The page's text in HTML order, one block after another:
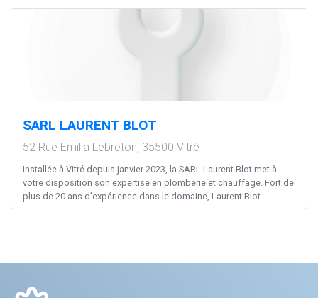
SARL LAURENT BLOT
52 Rue Emilia Lebreton, 35500 Vitré
Installée à Vitré depuis janvier 2023, la SARL Laurent Blot met à
votre disposition son expertise en plomberie et chauffage. Fort de
plus de 20 ans d’expérience dans le domaine, Laurent Blot ...